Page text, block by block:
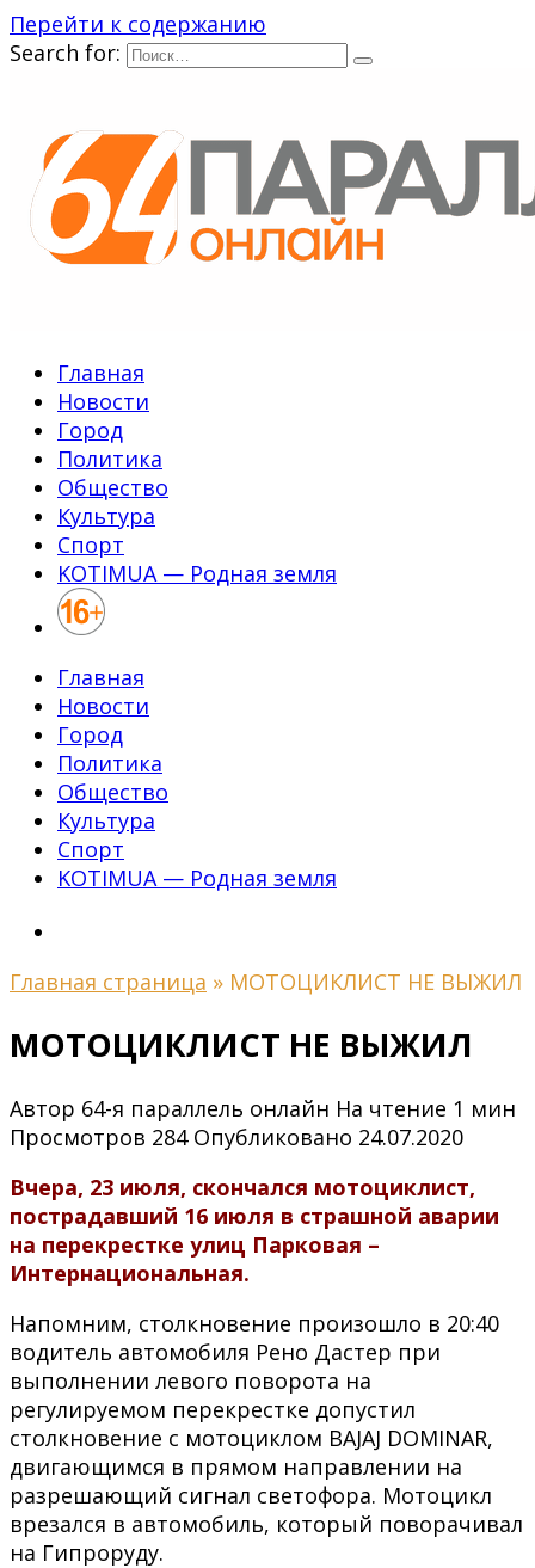
Перейти к содержанию
Search for:
Главная
Новости
Город
Политика
Общество
Культура
Спорт
KOTIMUA — Родная земля
Главная
Новости
Город
Политика
Общество
Культура
Спорт
KOTIMUA — Родная земля
Главная страница » МОТОЦИКЛИСТ НЕ ВЫЖИЛ
МОТОЦИКЛИСТ НЕ ВЫЖИЛ
Автор 64-я параллель онлайн На чтение 1 мин
Просмотров 284 Опубликовано 24.07.2020
Вчера, 23 июля, скончался мотоциклист,
пострадавший 16 июля в страшной аварии
на перекрестке улиц Парковая –
Интернациональная.
Напомним, столкновение произошло в 20:40
водитель автомобиля Рено Дастер при
выполнении левого поворота на
регулируемом перекрестке допустил
столкновение с мотоциклом BAJAJ DOMINAR,
двигающимся в прямом направлении на
разрешающий сигнал светофора. Мотоцикл
врезался в автомобиль, который поворачивал
на Гипроруду.